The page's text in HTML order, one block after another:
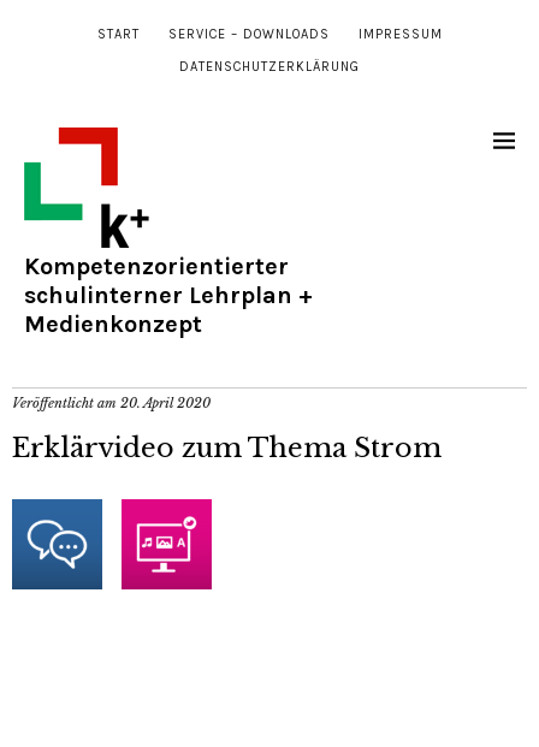
START SERVICE – DOWNLOADS IMPRESSUM
DATENSCHUTZERKLÄRUNG
Kompetenzorientierter
schulinterner Lehrplan +
Medienkonzept
Veröffentlicht am 20. April 2020
Erklärvideo zum Thema Strom